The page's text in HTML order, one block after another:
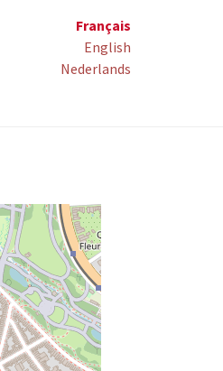
Français
English
Nederlands